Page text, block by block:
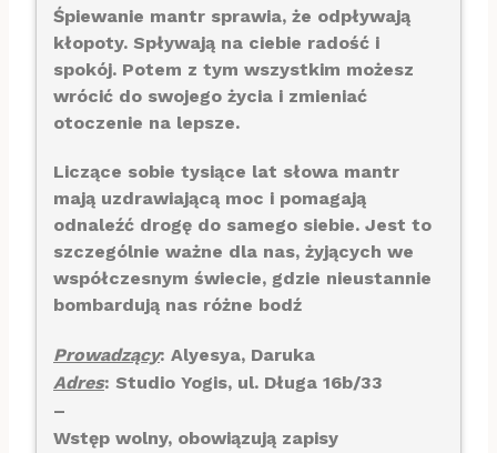
Śpiewanie mantr sprawia, że odpływają
kłopoty. Spływają na ciebie radość i
spokój. Potem z tym wszystkim możesz
wrócić do swojego życia i zmieniać
otoczenie na lepsze.
Liczące sobie tysiące lat słowa mantr
mają uzdrawiającą moc i pomagają
odnaleźć drogę do samego siebie. Jest to
szczególnie ważne dla nas, żyjących we
współczesnym świecie, gdzie nieustannie
bombardują nas różne bodź
Prowadzący: Alyesya, Daruka
Adres: Studio Yogis, ul. Długa 16b/33
–
Wstęp wolny, obowiązują zapisy